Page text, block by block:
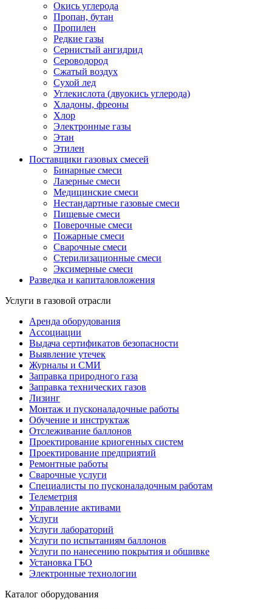
Окись углерода
Пропан, бутан
Пропилен
Редкие газы
Сернистый ангидрид
Сероводород
Сжатый воздух
Сухой лед
Углекислота (двуокись углерода)
Хладоны, фреоны
Хлор
Электронные газы
Этан
Этилен
Поставщики газовых смесей
Бинарные смеси
Лазерные смеси
Медицинские смеси
Нестандартные газовые смеси
Пищевые смеси
Поверочные смеси
Пожарные смеси
Сварочные смеси
Стерилизационные смеси
Эксимерные смеси
Разведка и капиталовложения
Услуги в газовой отрасли
Аренда оборудования
Ассоциации
Выдача сертификатов безопасности
Выявление утечек
Журналы и СМИ
Заправка природного газа
Заправка технических газов
Лизинг
Монтаж и пусконаладочные работы
Обучение и инструктаж
Отслеживание баллонов
Проектирование криогенных систем
Проектирование предприятий
Ремонтные работы
Сварочные услуги
Специалисты по пусконаладочным работам
Телеметрия
Управление активами
Услуги
Услуги лабораторий
Услуги по испытаниям баллонов
Услуги по нанесению покрытия и обшивке
Установка ГБО
Электронные технологии
Каталог оборудования